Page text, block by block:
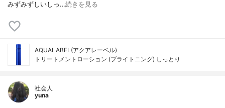
みずみずしいしっ…続きを見る
AQUALABEL(アクアレーベル)
トリートメントローション (ブライトニング) しっとり
社会人
yuna